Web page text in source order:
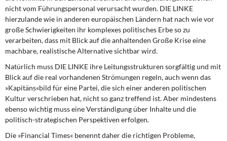
nicht vom Führungspersonal verursacht wurden. DIE LINKE
hierzulande wie in anderen europäischen Ländern hat nach wie vor
große Schwierigkeiten ihr komplexes politisches Erbe so zu
verarbeiten, dass mit Blick auf die anhaltenden Große Krise eine
machbare, realistische Alternative sichtbar wird.
Natürlich muss DIE LINKE ihre Leitungsstrukturen sorgfältig und mit
Blick auf die real vorhandenen Strömungen regeln, auch wenn das
»Kapitäns«bild für eine Partei, die sich einer anderen politischen
Kultur verschrieben hat, nicht so ganz treffend ist. Aber mindestens
ebenso wichtig muss eine Verständigung über Inhalte und die
politisch-strategischen Perspektiven erfolgen.
Die »Financial Times« benenntdaher die richtigen Probleme,